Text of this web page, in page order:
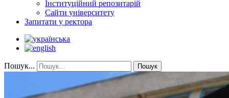
Інституційний репозитарій
Сайти університету
Запитати у ректора
Пошук... Пошук